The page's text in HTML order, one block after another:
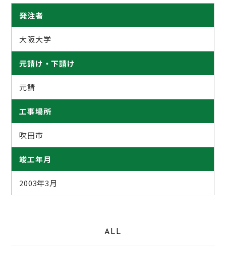
発注者
大阪大学
元請け・下請け
元請
工事場所
吹田市
竣工年月
2003年3月
ALL